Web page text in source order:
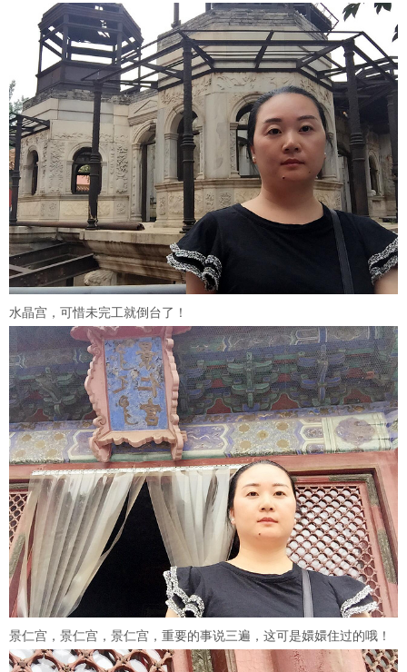
水晶宫，可惜未完工就倒台了！
景仁宫，景仁宫，景仁宫，重要的事说三遍，这可是嬛嬛住过的哦！